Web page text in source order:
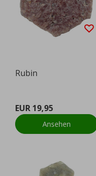
Rubin
EUR 19,95
Ansehen